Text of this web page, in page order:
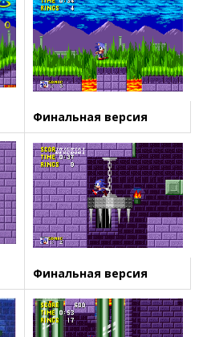
Финальная версия
Финальная версия